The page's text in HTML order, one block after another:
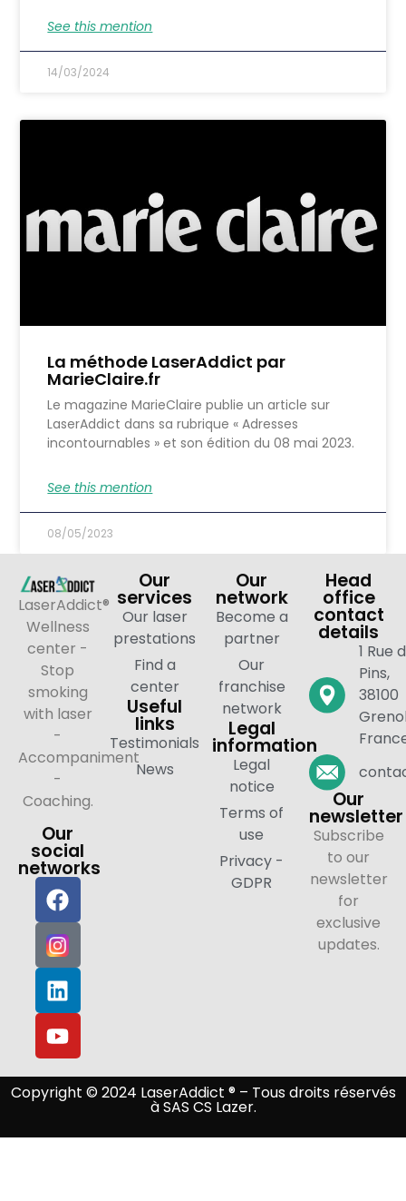
See this mention
14/03/2024
La méthode LaserAddict par
MarieClaire.fr
Le magazine MarieClaire publie un article sur
LaserAddict dans sa rubrique « Adresses
incontournables » et son édition du 08 mai 2023.
See this mention
08/05/2023
LaserAddict®
Wellness
center -
Stop
smoking
with laser
-
Accompaniment
-
Coaching.
Our
social
networks
Our
services
Our laser
prestations
Find a
center
Useful
links
Testimonials
News
Our
network
Become a
partner
Our
franchise
network
Legal
information
Legal
notice
Terms of
use
Privacy -
GDPR
Head
office
contact
details
1 Rue
Pins,
38100
Our
newsletter
Subscribe
to our
newsletter
for
exclusive
updates.
Copyright © 2024 LaserAddict ® – Tous droits réservés
à SAS CS Lazer.